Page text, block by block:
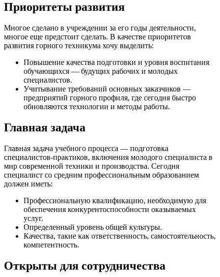
Приоритеты развития
Многое сделано в учреждении за его годы деятельности,
многое еще предстоит сделать. В качестве приоритетов
развития горного техникума хочу выделить:
Повышение качества подготовки и уровня воспитания
обучающихся — будущих рабочих и молодых
специалистов.
Учитывание требований основных заказчиков —
предприятий горного профиля, где сегодня быстро
обновляются технологии и методы работы.
Главная задача
Главная задача учебного процесса — подготовка
специалистов-практиков, включения молодого специалиста в
мир современной техники и производства. Сегодня
специалист со средним профессиональным образованием
должен иметь:
Профессиональную квалификацию, необходимую для
обеспечения конкурентоспособности оказываемых
услуг.
Определенный уровень общей культуры.
Качества, такие как ответственность, самостоятельность,
компетентность.
Открыты для сотрудничества